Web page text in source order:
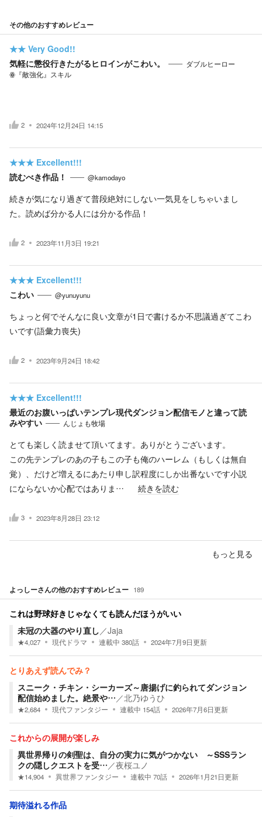
その他のおすすめレビュー
★★ Very Good!!
気軽に懲役行きたがるヒロインがこわい。
ダブルヒーロー
ꙮ『敵強化』スキル
2 2024年12月24日 14:15
★★★ Excellent!!!
読むべき作品！
@kamodayo
続きが気になり過ぎて普段絶対にしない一気見をしちゃいまし
た。読めば分かる人には分かる作品！
2 2023年11月3日 19:21
★★★ Excellent!!!
こわい
@yunuyunu
ちょっと何でそんなに良い文章が1日で書けるか不思議過ぎてこわ
いです(語彙力喪失)
2 2023年9月24日 18:42
★★★ Excellent!!!
最近のお腹いっぱいテンプレ現代ダンジョン配信モノと違って読
みやすい
んじょも牧場
とても楽しく読ませて頂いてます。ありがとうございます。
この先テンプレのあの子もこの子も俺のハーレム（もしくは無自
覚）、だけど増えるにあたり申し訳程度にしか出番ないです小説
にならないか心配ではありま…
続きを読む
3 2023年8月28日 23:12
もっと見る
よっしーさんの他のおすすめレビュー 189
これは野球好きじゃなくても読んだほうがいい
未冠の大器のやり直し ／Jaja
★4,027 現代ドラマ 連載中 380話 2024年7月9日更新
とりあえず読んでみ？
スニーク・チキン・シーカーズ～唐揚げに釣られてダンジョン
配信始めました。絶景や… ／北乃ゆうひ
★2,684 現代ファンタジー 連載中 154話 2026年7月6日更新
これからの展開が楽しみ
異世界帰りの剣聖は、自分の実力に気がつかない ～SSSラン
クの隠しクエストを受… ／夜桜ユノ
★14,904 異世界ファンタジー 連載中 70話 2026年1月21日更新
期待溢れる作品